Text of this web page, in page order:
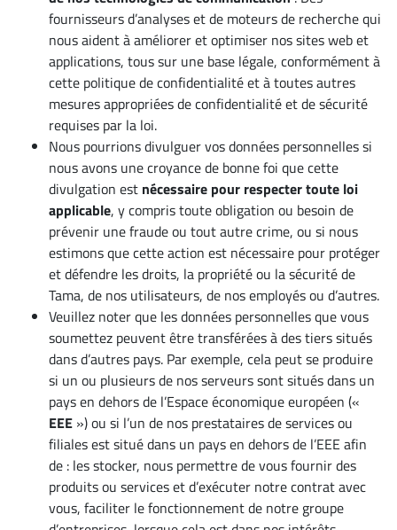
fournisseurs d’analyses et de moteurs de recherche qui
nous aident à améliorer et optimiser nos sites web et
applications, tous sur une base légale, conformément à
cette politique de confidentialité et à toutes autres
mesures appropriées de confidentialité et de sécurité
requises par la loi.
Nous pourrions divulguer vos données personnelles si
nous avons une croyance de bonne foi que cette
divulgation est nécessaire pour respecter toute loi
applicable, y compris toute obligation ou besoin de
prévenir une fraude ou tout autre crime, ou si nous
estimons que cette action est nécessaire pour protéger
et défendre les droits, la propriété ou la sécurité de
Tama, de nos utilisateurs, de nos employés ou d’autres.
Veuillez noter que les données personnelles que vous
soumettez peuvent être transférées à des tiers situés
dans d’autres pays. Par exemple, cela peut se produire
si un ou plusieurs de nos serveurs sont situés dans un
pays en dehors de l’Espace économique européen («
EEE ») ou si l’un de nos prestataires de services ou
filiales est situé dans un pays en dehors de l’EEE afin
de : les stocker, nous permettre de vous fournir des
produits ou services et d’exécuter notre contrat avec
vous, faciliter le fonctionnement de notre groupe